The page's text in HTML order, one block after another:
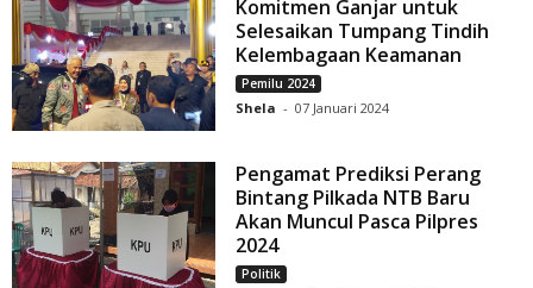
Komitmen Ganjar untuk
Selesaikan Tumpang Tindih
Kelembagaan Keamanan
Pemilu 2024
Shela - 07 Januari 2024
Pengamat Prediksi Perang
Bintang Pilkada NTB Baru
Akan Muncul Pasca Pilpres
2024
Politik